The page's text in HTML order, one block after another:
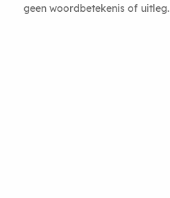
geen woordbetekenis of uitleg.